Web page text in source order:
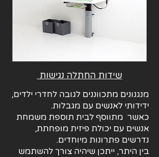
שידות החתלה נגישות
מנגנונים מתכווננים לגובה לחדרי ילדים,
ידידותי לאנשים עם מגבלות.
כאשר מתווסף לבית תוספת משמחת
אנשים עם יכולת פיזית מופחתת,
נדרשים פתרונות מיוחדים.
בין היתר, ייתכן שיהיה צורך להשתמש